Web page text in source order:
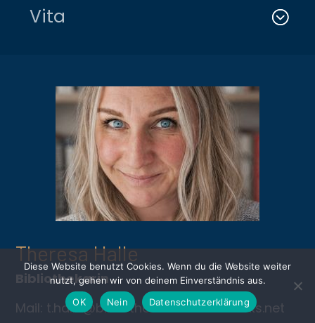
Vita
Theresa Halle
Bibliothekarin
Mail: t.halle@bibliothek-des-handwerks.net
Diese Website benutzt Cookies. Wenn du die Website weiter
nutzt, gehen wir von deinem Einverständnis aus.
OK
Nein Datenschutzerklärung